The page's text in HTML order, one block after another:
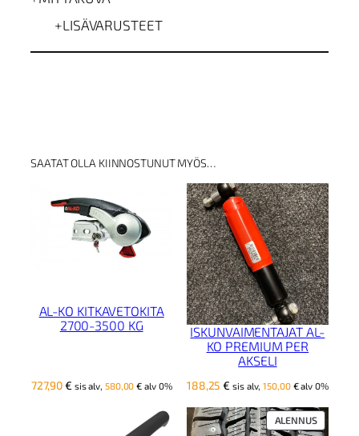
ä
LISÄVARUSTEET
SAATAT OLLA KIINNOSTUNUT MYÖS…
AL-KO KITKAVETOKITA
2700-3500 KG
727,90€ sis alv, 580,00€ alv 0%
ISKUNVAIMENTAJAT AL-
KO PREMIUM PER
AKSELI
188,25€ sis alv,150,00 €alv 0%
ALENNUSTUOTE